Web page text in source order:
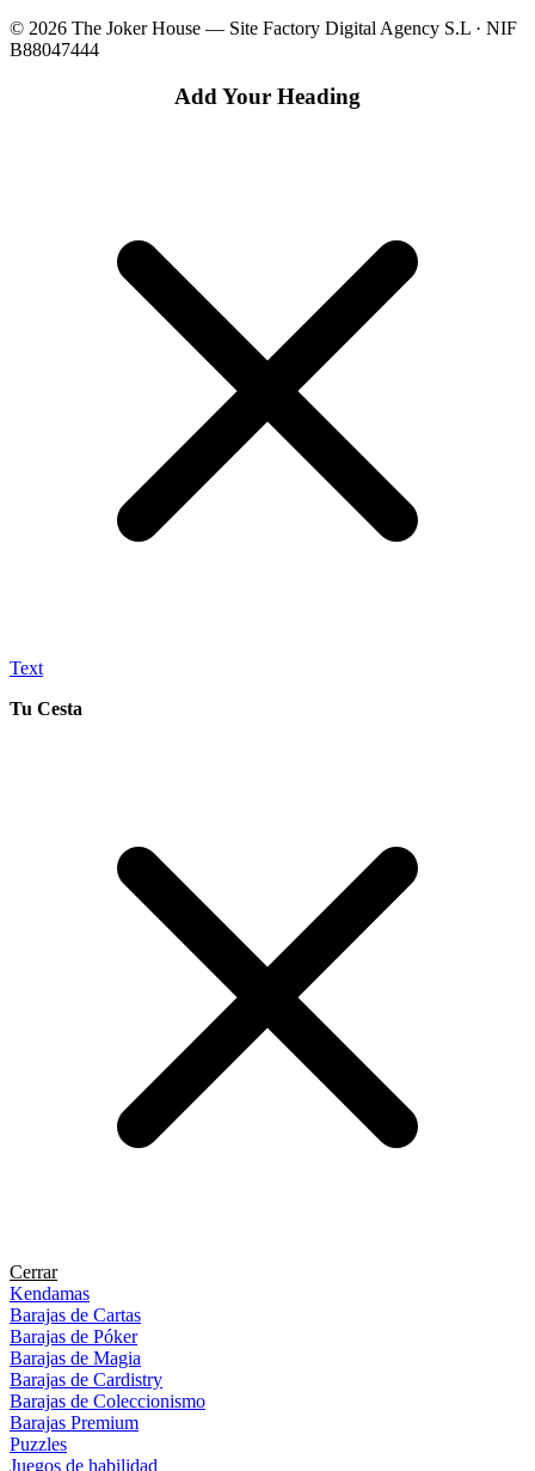
© 2026 The Joker House — Site Factory Digital Agency S.L · NIF
B88047444
Add Your Heading
Text
Tu Cesta
Cerrar
Kendamas
Barajas de Cartas
Barajas de Póker
Barajas de Magia
Barajas de Cardistry
Barajas de Coleccionismo
Barajas Premium
Puzzles
Juegos de habilidad